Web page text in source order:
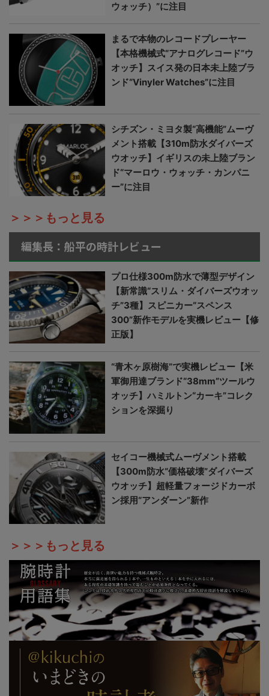
ウォッチ）”に注目
まるで本物のレコードプレーヤー
【本格機械式“アナログレコード”ウ
オッチ】スイス発の日本未上陸ブラ
ンド“Vinyler Watches”に注目
シチズン・ミヨタ製“高機能”ムーヴ
メント搭載【310m防水ダイバーズ
ウオッチ】イギリスの未上陸ブラン
ド“マーロウ・ウォッチ・カンパニ
ー”に注目
＞＞＞もっと見る
編集長：船平の時計レビュー
プロ仕様300m防水で薄型デザイン
【新常識“スリム・ダイバーズウオッ
チ”3種】スピニカー“スペンス
300”新作モデルを実機レビュー【修
正版】
“青木ヶ原樹海”で実機レビュー【米
軍御用達ブランド“38mm”ツールウ
オッチ】ハミルトン“カーキ”コレク
ションを深掘り
セイコー機械式ムーヴメント搭載
【300m防水“価格破壊”ダイバーズ
ウオッチ】超軽量フォージドカーボ
ン採用“アンダーン”新作
＞＞＞もっと見る